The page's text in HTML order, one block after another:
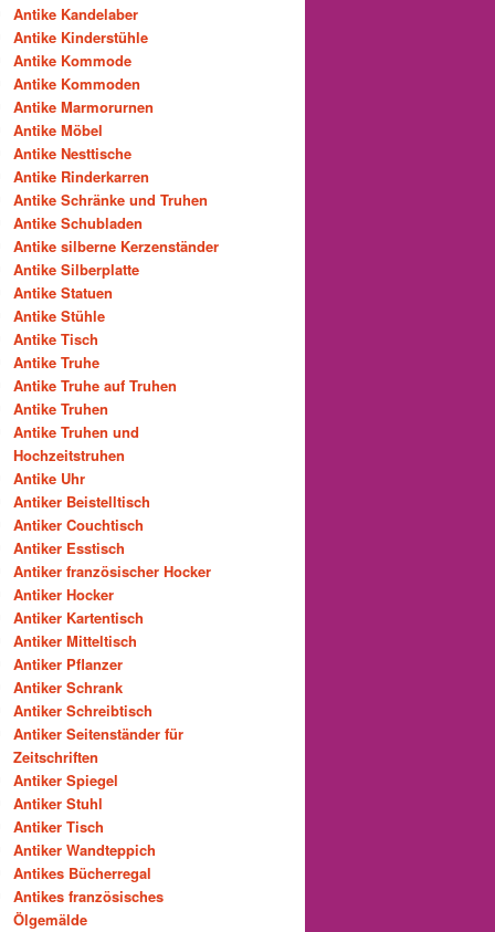
Antike Kandelaber
Antike Kinderstühle
Antike Kommode
Antike Kommoden
Antike Marmorurnen
Antike Möbel
Antike Nesttische
Antike Rinderkarren
Antike Schränke und Truhen
Antike Schubladen
Antike silberne Kerzenständer
Antike Silberplatte
Antike Statuen
Antike Stühle
Antike Tisch
Antike Truhe
Antike Truhe auf Truhen
Antike Truhen
Antike Truhen und
Hochzeitstruhen
Antike Uhr
Antiker Beistelltisch
Antiker Couchtisch
Antiker Esstisch
Antiker französischer Hocker
Antiker Hocker
Antiker Kartentisch
Antiker Mitteltisch
Antiker Pflanzer
Antiker Schrank
Antiker Schreibtisch
Antiker Seitenständer für
Zeitschriften
Antiker Spiegel
Antiker Stuhl
Antiker Tisch
Antiker Wandteppich
Antikes Bücherregal
Antikes französisches
Ölgemälde